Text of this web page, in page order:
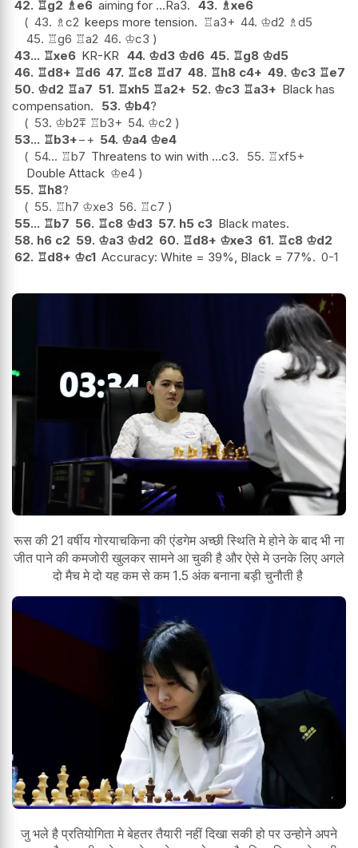
42. ♖g2 ♗ e6 aiming for ...Ra3. 43. ♗xe6
43. ♗c2 keeps more tension. ♖a3+ 44. ♔d2 ♗d5
45. ♖g6 ♖a2 46. ♔c3
43... ♖xe6 KR-KR 44. ♔d3 ♔d6 45. ♖g8 ♔d5
46. ♖d8+ ♖d6 47. ♖c8 ♖d7 48. ♖h8 c4+ 49. ♔c3 ♖e7
50. ♔d2 ♖a7 51. ♖xh5 ♖a2+ 52. ♔c3 ♖a3+ Black has
compensation.
53. ♔b4?
53. ♔b2⩱ ♖b3+ 54. ♔c2
53... ♖b3+−+ 54. ♔a4 ♔e4
54... ♖b7 Threatens to win with ...c3. 55. ♖xf5+
Double Attack ♔e4
55. ♖h8?
55. ♖h7 ♔xe3 56. ♖c7
55... ♖b7 56. ♖c8 ♔d3 57. h5 c3 Black mates.
58. h6 c2 59. ♔a3 ♔d2 60. ♖d8+ ♔xe3 61. ♖c8 ♔d2
62. ♖d8+ ♔c1 Accuracy: White = 39%, Black = 77%. 0-1
रूस की 21 वर्षीय गोरयाचकिना की एंडगेम अच्छी स्थिति मे होने के बाद भी ना
जीत पाने की कमजोरी खुलकर सामने आ चुकी है और ऐसे मे उनके लिए अगले
दो मैच मे दो यह कम से कम 1.5 अंक बनाना बड़ी चुनौती है
जु भले है प्रतियोगिता मे बेहतर तैयारी नहीं दिखा सकी हो पर उन्होने अपने